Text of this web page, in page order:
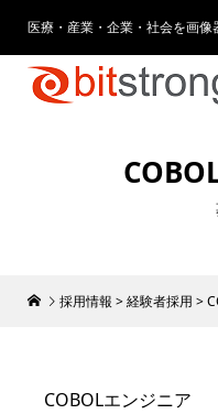
医療・産業・企業・社会を画
採用情報 >経験者採用 >
COBOLエンジニア